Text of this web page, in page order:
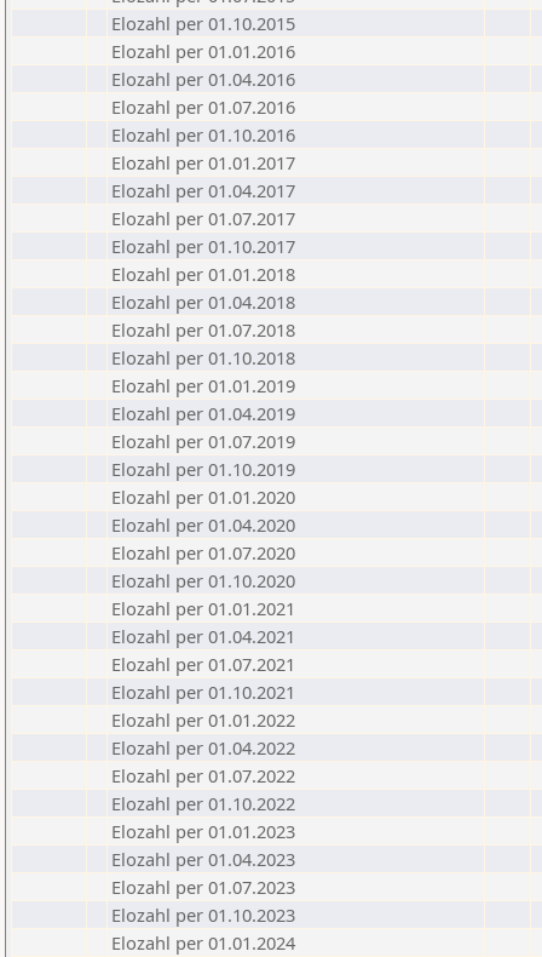
Elozahl per 01.10.2015
Elozahl per 01.01.2016
Elozahl per 01.04.2016
Elozahl per 01.07.2016
Elozahl per 01.10.2016
Elozahl per 01.01.2017
Elozahl per 01.04.2017
Elozahl per 01.07.2017
Elozahl per 01.10.2017
Elozahl per 01.01.2018
Elozahl per 01.04.2018
Elozahl per 01.07.2018
Elozahl per 01.10.2018
Elozahl per 01.01.2019
Elozahl per 01.04.2019
Elozahl per 01.07.2019
Elozahl per 01.10.2019
Elozahl per 01.01.2020
Elozahl per 01.04.2020
Elozahl per 01.07.2020
Elozahl per 01.10.2020
Elozahl per 01.01.2021
Elozahl per 01.04.2021
Elozahl per 01.07.2021
Elozahl per 01.10.2021
Elozahl per 01.01.2022
Elozahl per 01.04.2022
Elozahl per 01.07.2022
Elozahl per 01.10.2022
Elozahl per 01.01.2023
Elozahl per 01.04.2023
Elozahl per 01.07.2023
Elozahl per 01.10.2023
Elozahl per 01.01.2024